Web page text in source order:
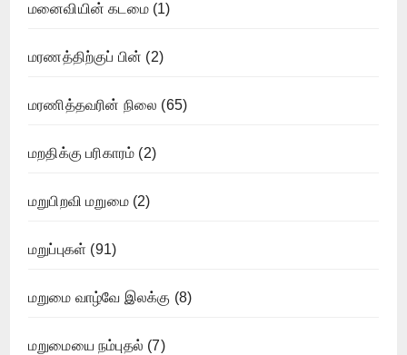
மனைவியின் கடமை(1)
மரணத்திற்குப் பின் (2)
மரணித்தவரின் நிலை (65)
மறதிக்கு பரிகாரம் (2)
மறுபிறவி மறுமை(2)
மறுப்புகள் (91)
மறுமை வாழ்வே இலக்கு (8)
மறுமையை நம்புதல் (7)